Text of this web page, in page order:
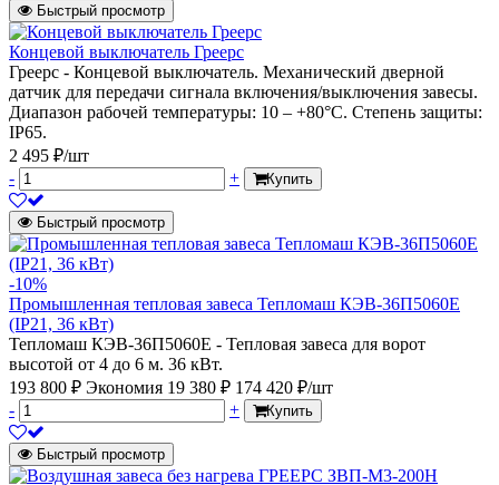
Быстрый просмотр
Концевой выключатель Греерс
Греерс - Концевой выключатель. Механический дверной
датчик для передачи сигнала включения/выключения завесы.
Диапазон рабочей температуры: 10 – +80°С. Степень защиты:
IP65.
2 495 ₽/шт
-
+ Купить
Быстрый просмотр
-10%
Промышленная тепловая завеса Тепломаш КЭВ-36П5060Е
(IP21, 36 кВт)
Тепломаш КЭВ-36П5060Е - Тепловая завеса для ворот
высотой от 4 до 6 м. 36 кВт.
193 800 ₽ Экономия 19 380 ₽ 174 420 ₽/шт
-
+ Купить
Быстрый просмотр